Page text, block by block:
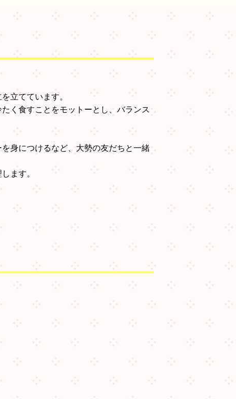
立てています。
く食すことをモットーとし、バランス
身につけるなど、大勢の友だちと一緒
ます。